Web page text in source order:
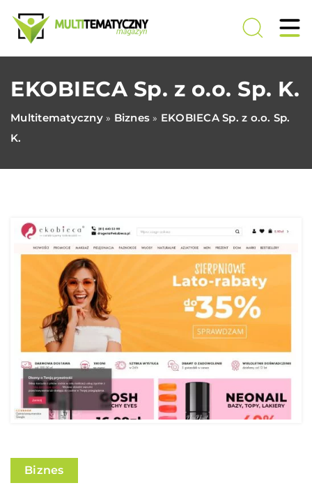
EKOBIECA Sp. z o.o. Sp. K.
Multitematyczny» Biznes » EKOBIECA Sp. z o.o. Sp.
K.
Biznes